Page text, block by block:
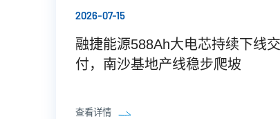
2026-07-15
融捷能源588Ah大电芯持续下线交
付，南沙基地产线稳步爬坡
查看详情